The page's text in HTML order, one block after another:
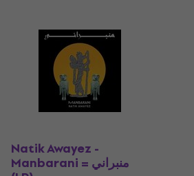
Natik Awayez -
Manbarani = منبراني